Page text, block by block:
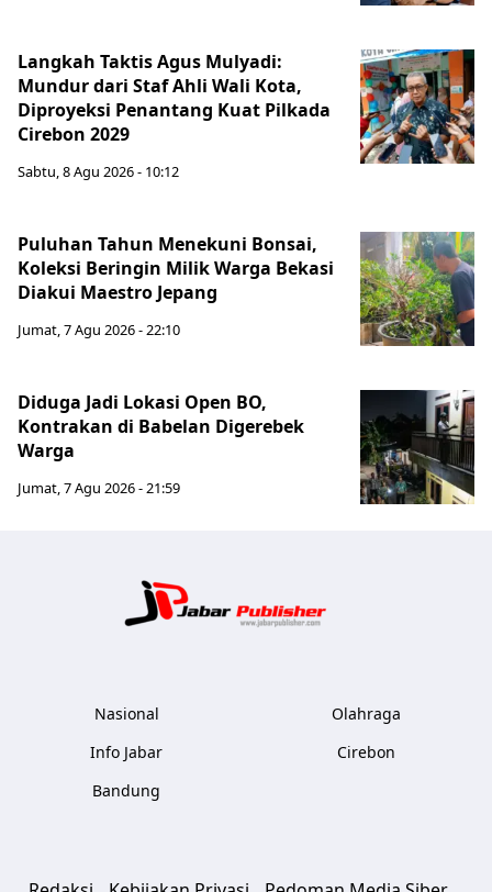
Langkah Taktis Agus Mulyadi:
Mundur dari Staf Ahli Wali Kota,
Diproyeksi Penantang Kuat Pilkada
Cirebon 2029
Sabtu, 8 Agu 2026 - 10:12
Puluhan Tahun Menekuni Bonsai,
Koleksi Beringin Milik Warga Bekasi
Diakui Maestro Jepang
Jumat, 7 Agu 2026 - 22:10
Diduga Jadi Lokasi Open BO,
Kontrakan di Babelan Digerebek
Warga
Jumat, 7 Agu 2026 - 21:59
Nasional
Info Jabar
Bandung
Olahraga
Cirebon